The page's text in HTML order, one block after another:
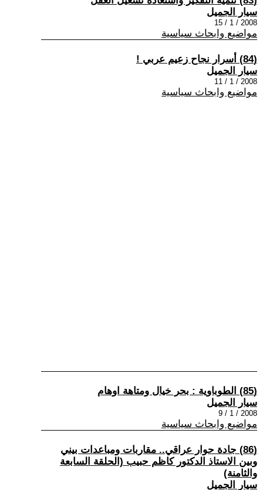
سيار الجميل
2008 / 1 / 15
مواضيع وابحاث سياسية
(84) أسرار نجاح زعيم عربي !
سيار الجميل
2008 / 1 / 11
مواضيع وابحاث سياسية
(85) الطوباوية : بحر خيال ومتاهة اوهام
سيار الجميل
2008 / 1 / 9
مواضيع وابحاث سياسية
(86) جادة حوار عراقي.. مقاربات ومباعدات بيني
وبين الاستاذ الدكتور كاظم حبيب (الحلقة السابعة
والثامنة)
سيار الجميل